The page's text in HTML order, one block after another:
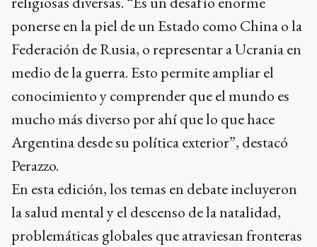
ponerse en la piel de un Estado como China o la
Federación de Rusia, o representar a Ucrania en
medio de la guerra. Esto permite ampliar el
conocimiento y comprender que el mundo es
mucho más diverso por ahí que lo que hace
Argentina desde su política exterior”, destacó
Perazzo.
En esta edición, los temas en debate incluyeron
la salud mental y el descenso de la natalidad,
problemáticas globales que atraviesan fronteras